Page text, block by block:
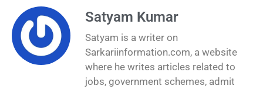
Satyam Kumar
Satyam is a writer on
Sarkariinformation.com, a website
where he writes articles related to
jobs, government schemes, admit